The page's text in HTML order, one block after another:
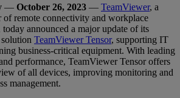
— October 26, 2023 — TeamViewer, a
remote connectivity and workplace
announced a major update of its
TeamViewer Tensor, supporting IT
business-critical equipment. With leading
performance, TeamViewer Tensor offers
of all devices, improving monitoring and
management.